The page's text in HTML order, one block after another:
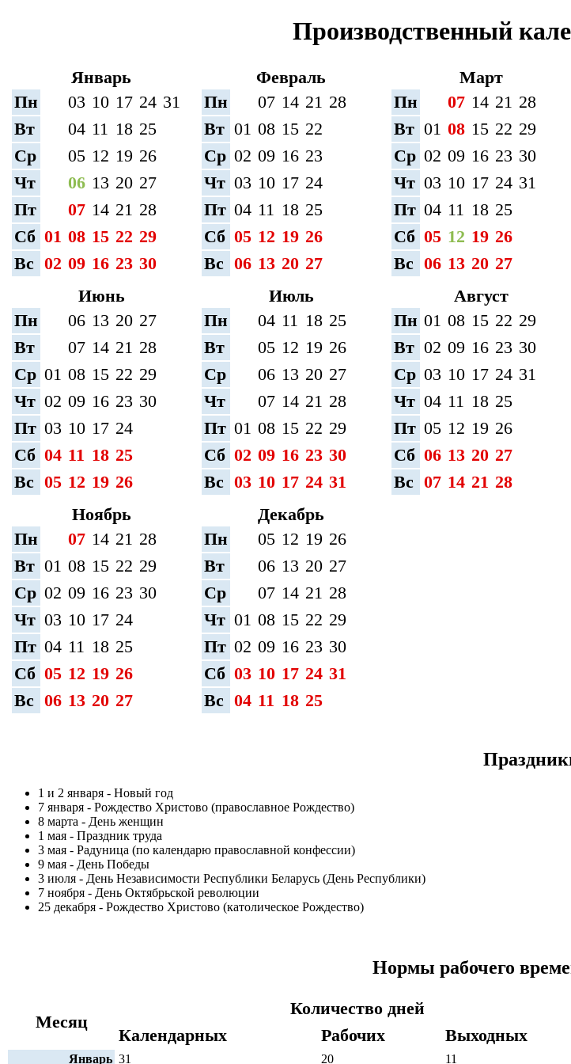
Производственный
Январь
Пн
03 10 17 24 31
Вт
04 11 18 25
Ср
05 12 19 26
Чт
06 13 20 27
Пт
07 14 21 28
Сб 01 08 15 22 29
Вс 02 09 16 23 30
Февраль
Пн
07 14 21 28
Вт 01 08 15 22
Ср 02 09 16 23
Чт 03 10 17 24
Пт 04 11 18 25
Сб 05 12 19 26
Вс 06 13 20 27
Март
Пн
07 14 21 28
Вт 01 08 15 22 29
Ср 02 09 16 23 30
Чт 03 10 17 24 31
Пт 04 11 18 25
Сб 05 12 19 26
Вс 06 13 20 27
Июнь
Пн
06 13 20 27
Вт
07 14 21 28
Ср 01 08 15 22 29
Чт 02 09 16 23 30
Пт 03 10 17 24
Сб 04 11 18 25
Вс 05 12 19 26
Июль
Пн
04 11 18 25
Вт
05 12 19 26
Ср
06 13 20 27
Чт
07 14 21 28
Пт 01 08 15 22 29
Сб 02 09 16 23 30
Вс 03 10 17 24 31
Август
Пн 01 08 15 22 29
Вт 02 09 16 23 30
Ср 03 10 17 24 31
Чт 04 11 18 25
Пт 05 12 19 26
Сб 06 13 20 27
Вс 07 14 21 28
Ноябрь
Пн
07 14 21 28
Вт 01 08 15 22 29
Ср 02 09 16 23 30
Чт 03 10 17 24
Пт 04 11 18 25
Сб 05 12 19 26
Вс 06 13 20 27
Декабрь
Пн
05 12 19 26
Вт
06 13 20 27
Ср
07 14 21 28
Чт 01 08 15 22 29
Пт 02 09 16 23 30
Сб 03 10 17 24 31
Вс 04 11 18 25
1 и 2 января - Новый год
7 января - Рождество Христово (православное Рождество)
8 марта - День женщин
1 мая - Праздник труда
3 мая - Радуница (по календарю православной конфессии)
9 мая - День Победы
3 июля - День Независимости Республики Беларусь (День Республики)
7 ноября - День Октябрьской революции
25 декабря - Рождество Христово (католическое Рождество)
Нормы рабочего
Месяц
Количество дней
Календарных
Рабочих Выходных
Январь 31 20 11